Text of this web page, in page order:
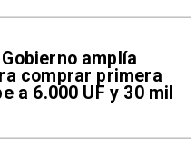
amplía
comprar primera
a 6.000 UF y 30 mil